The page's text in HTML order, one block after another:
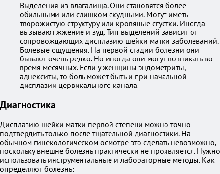
Выделения из влагалища. Они становятся более
обильными или слишком скудными. Могут иметь
творожистую структуру или кровяные сгустки. Иногда
вызывают жжение и зуд. Тип выделений зависит от
сопровождающих дисплазию шейки матки заболеваний.
Болевые ощущения. На первой стадии болезни они
бывают очень редко. Но иногда они могут возникать во
время месячных. Если у женщины эндометриты,
аднекситы, то боль может быть и при начальной
дисплазии цервикального канала.
Диагностика
Дисплазию шейки матки первой степени можно точно
подтвердить только после тщательной диагностики. На
обычном гинекологическом осмотре это сделать невозможно,
поскольку внешне болезнь практически не проявляется. Нужно
использовать инструментальные и лабораторные методы. Как
определяют болезнь: